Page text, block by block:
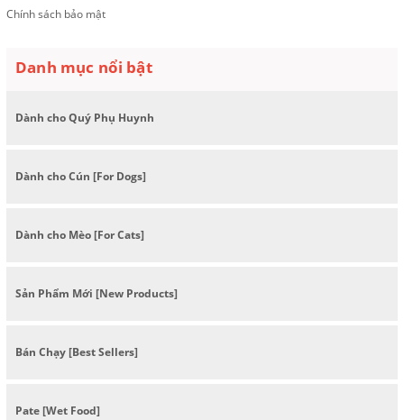
Chính sách bảo mật
Danh mục nổi bật
Dành cho Quý Phụ Huynh
Dành cho Cún [For Dogs]
Dành cho Mèo [For Cats]
Sản Phẩm Mới [New Products]
Bán Chạy [Best Sellers]
Pate [Wet Food]